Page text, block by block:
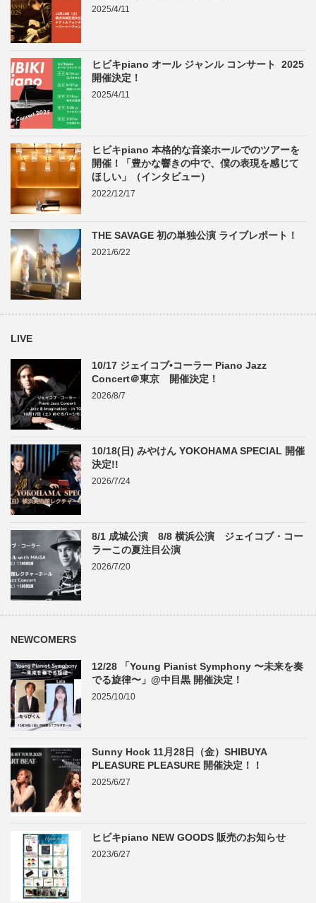
2025/4/11
ヒビキpiano オール ジャンル コンサート 2025
開催決定！
2025/4/11
ヒビキpiano 本格的な音楽ホールでのツアーを
開催！「豊かな響きの中で、僕の表現を感じて
ほしい」（インタビュー）
2022/12/17
THE SAVAGE 初の単独公演 ライブレポート！
2021/6/22
LIVE
10/17 ジェイコブ•コーラー Piano Jazz
Concert＠東京 開催決定！
2026/8/7
10/18(日) みやけん YOKOHAMA SPECIAL 開催
決定!!
2026/7/24
8/1 成城公演 8/8 横浜公演 ジェイコブ・コー
ラーこの夏注目公演
2026/7/20
NEWCOMERS
12/28 「Young Pianist Symphony 〜未来を奏
でる旋律〜」@中目黒 開催決定！
2025/10/10
Sunny Hock 11月28日（金）SHIBUYA
PLEASURE PLEASURE 開催決定！！
2025/6/27
ヒビキpiano NEW GOODS 販売のお知らせ
2023/6/27